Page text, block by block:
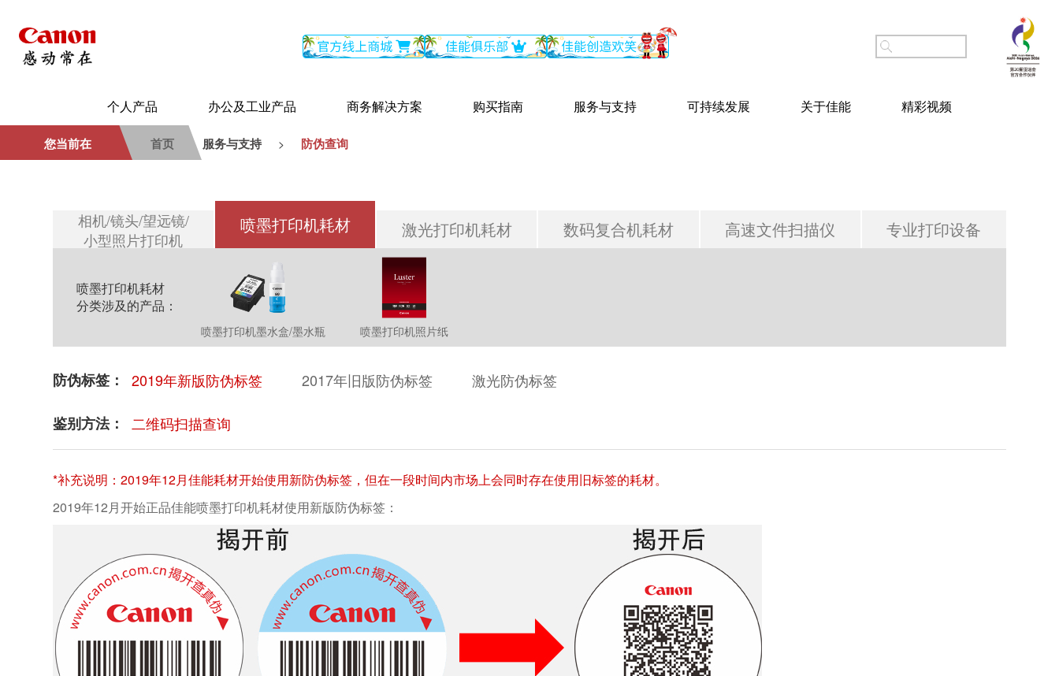
个人产品 办公及工业产品 商务解决方案 购买指南 服务与支持 可持续发展 关于佳能 精彩视频
您当前在 首页 服务与支持 > 防伪查询
相机/镜头/望远镜/
小型照片打印机
喷墨打印机耗材 激光打印机耗材 数码复合机耗材 高速文件扫描仪 专业打印设备
喷墨打印机耗材
分类涉及的产品：
喷墨打印机墨水盒/墨水瓶 喷墨打印机照片纸
防伪标签： 2019年新版防伪标签 2017年旧版防伪标签 激光防伪标签
鉴别方法： 二维码扫描查询
*补充说明：2019年12月佳能耗材开始使用新防伪标签，但在一段时间内市场上会同时存在使用旧标签的耗材。
2019年12月开始正品佳能喷墨打印机耗材使用新版防伪标签：